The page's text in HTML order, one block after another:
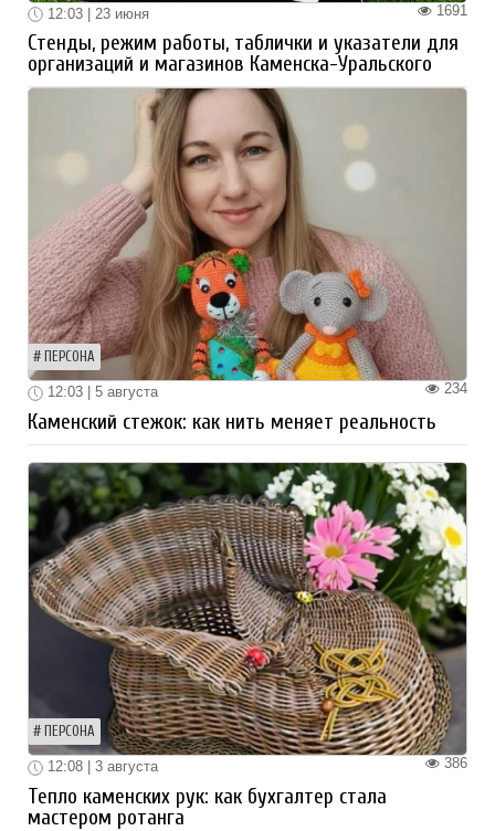
1691
12:03 | 23 июня
Стенды, режим работы, таблички и указатели для
организаций и магазинов Каменска-Уральского
ПЕРСОНА
234
12:03 | 5 августа
Каменский стежок: как нить меняет реальность
ПЕРСОНА
386
12:08 | 3 августа
Тепло каменских рук: как бухгалтер стала
мастером ротанга